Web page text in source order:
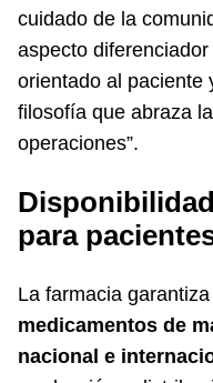
cuidado de la
aspecto
orientado al paciente
filosofía que abraza
operaciones”.
para
La farmacia
medicamentos de
nacional e